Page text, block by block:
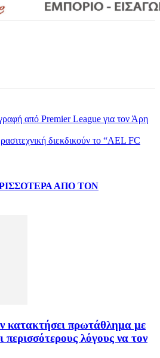
από Premier League για τον Άρη
διεκδικούν το “AEL FC
ΑΠΟ ΤΟΝ
κατακτήσει πρωτάθλημα με
περισσότερους λόγους να τον